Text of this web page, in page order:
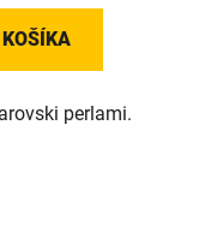
KOŠÍKA
perlami.